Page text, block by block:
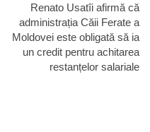
Renato Usatîi afirmă că
administrația Căii Ferate a
Moldovei este obligată să ia
un credit pentru achitarea
restanțelor salariale